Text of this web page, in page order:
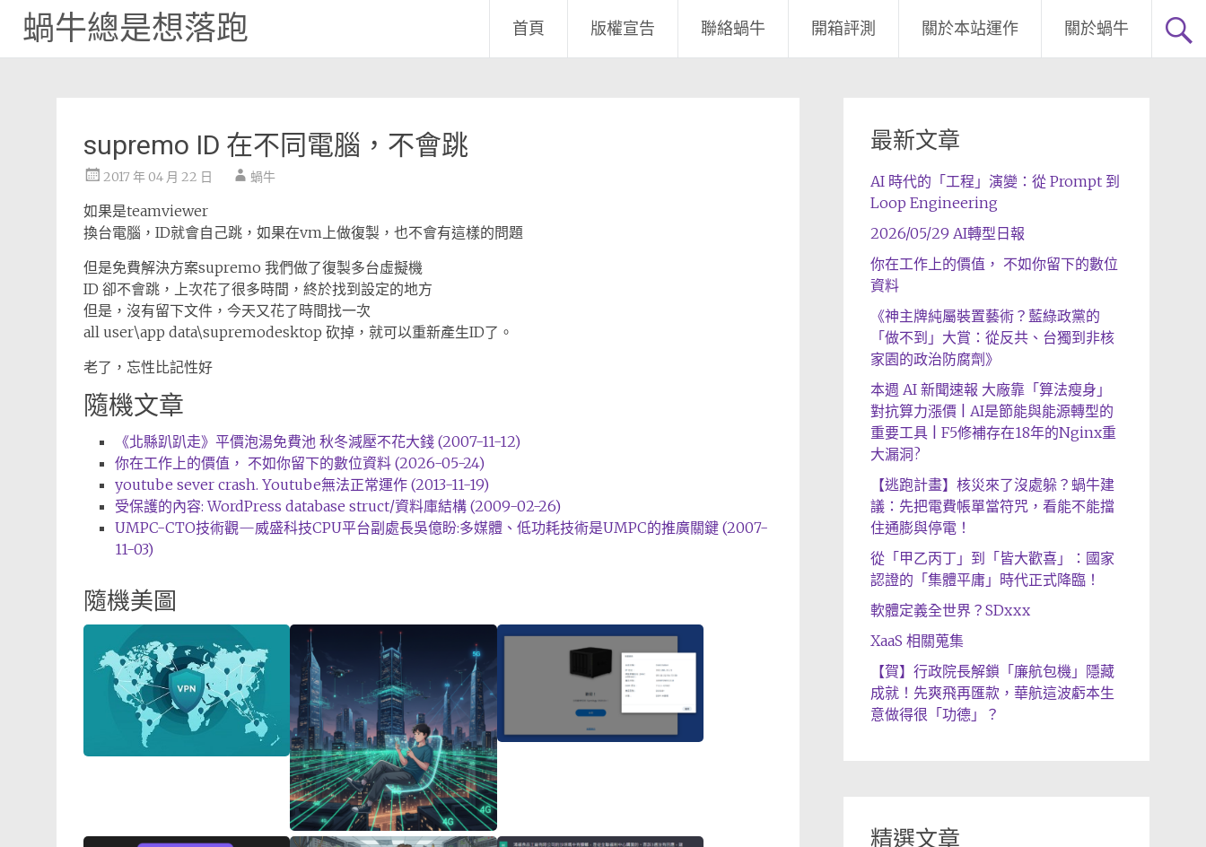
蝸牛總是想落跑 首頁 版權宣告 聯絡蝸牛 開箱評測 關於本站運作 關於蝸牛
supremo ID 在不同電腦，不會跳
2017 年 04 月 22 日 蝸牛
如果是teamviewer
換台電腦，ID就會自己跳，如果在vm上做復製，也不會有這樣的問題
但是免費解決方案supremo 我們做了復製多台虛擬機
ID 卻不會跳，上次花了很多時間，終於找到設定的地方
但是，沒有留下文件，今天又花了時間找一次
all user\app data\supremodesktop 砍掉，就可以重新產生ID了。
老了，忘性比記性好
隨機文章
《北縣趴趴走》平價泡湯免費池 秋冬減壓不花大錢 (2007-11-12)
你在工作上的價值， 不如你留下的數位資料 (2026-05-24)
youtube sever crash. Youtube無法正常運作 (2013-11-19)
受保護的內容: WordPress database struct/資料庫結構 (2009-02-26)
UMPC-CTO技術觀—威盛科技CPU平台副處長吳億盼:多媒體、低功耗技術是UMPC的推廣關鍵 (2007-
11-03)
隨機美圖
最新文章
AI 時代的「工程」演變：從 Prompt 到
Loop Engineering
2026/05/29 AI轉型日報
你在工作上的價值， 不如你留下的數位
資料
《神主牌純屬裝置藝術？藍綠政黨的
「做不到」大賞：從反共、台獨到非核
家園的政治防腐劑》
本週 AI 新聞速報 大廠靠「算法瘦身」
對抗算力漲價 | AI是節能與能源轉型的
重要工具 | F5修補存在18年的Nginx重
大漏洞?
【逃跑計畫】核災來了沒處躲？蝸牛建
議：先把電費帳單當符咒，看能不能擋
住通膨與停電！
從「甲乙丙丁」到「皆大歡喜」：國家
認證的「集體平庸」時代正式降臨！
軟體定義全世界？SDxxx
XaaS 相關蒐集
【賀】行政院長解鎖「廉航包機」隱藏
成就！先爽飛再匯款，華航這波虧本生
意做得很「功德」？
精選文章